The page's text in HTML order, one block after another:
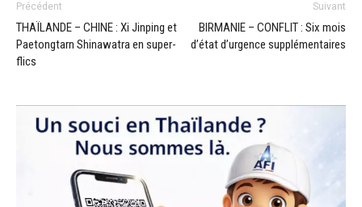
Précédent
THAÏLANDE – CHINE : Xi Jinping et
Paetongtarn Shinawatra en super-
flics
Suivant
BIRMANIE – CONFLIT : Six mois
d’état d’urgence supplémentaires